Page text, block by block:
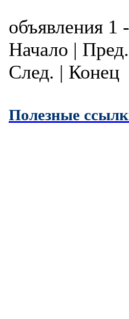
объявления 1
Начало |
След. | Конец
Полезные